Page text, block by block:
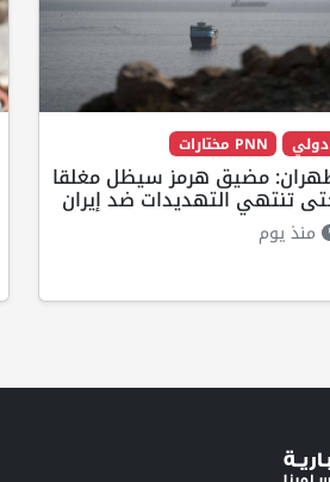
دولي PNN مختارات
مضيق هرمز سيظل مغلقا
تنتهي التهديدات ضد إيران
منذ يوم